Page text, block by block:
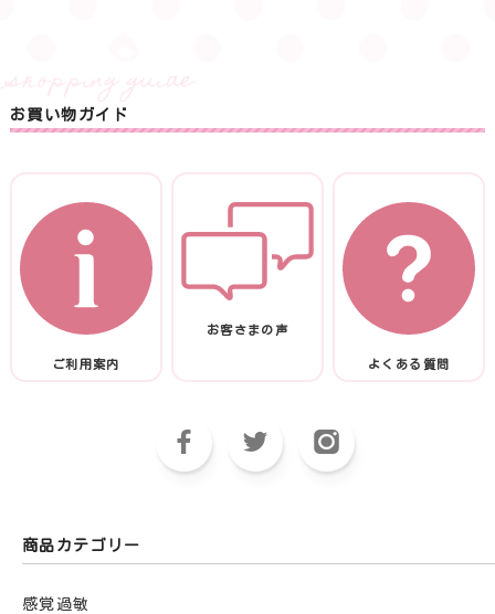
お買い物ガイド
ご利用案内
お客さまの声
よくある質問
商品カテゴリー
感覚過敏